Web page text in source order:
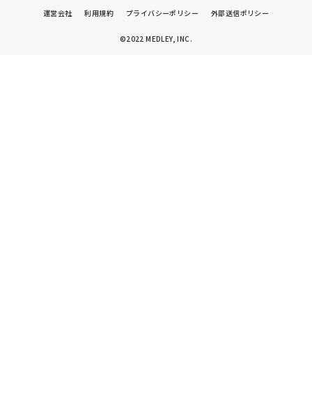
運営会社 利用規約 プライバシーポリシー 外部送信ポリシー
©2022 MEDLEY, INC.